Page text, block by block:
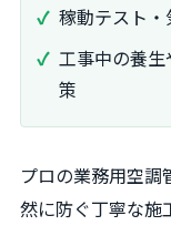
稼動テスト
工事中の養
策
プロの業務用空
然に防ぐ丁寧な施